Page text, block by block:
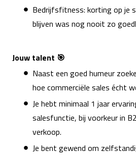
Bedrijfsfitness: korting op je
blijven was nog nooit zo
Jouw talent 🎯
Naast een goed humeur
hoe commerciële sales écht
Je hebt minimaal 1 jaar
salesfunctie, bij voorkeur in
verkoop.
Je bent gewend om